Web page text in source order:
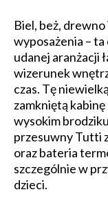
Biel, beż,
wyposażenia –
udanej aranżacji
wizerunek
czas. Tę
zamkniętą
wysokim
przesuwny Tutti
oraz bateria
szczególnie w
dzieci.